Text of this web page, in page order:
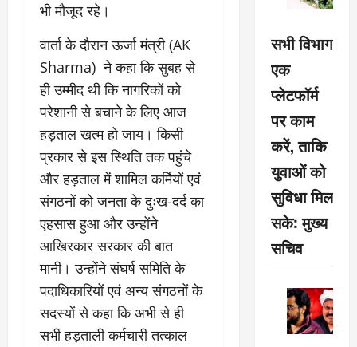
भी मौजूद रहे।
वार्ता के दौरान ऊर्जा मंत्री (AK
Sharma) ने कहा कि सुबह से
ही उम्मीद थी कि नागरिकों को
परेशानी से बचाने के लिए आज
हड़ताल खत्म हो जाय। किसी
प्रकार से इस स्थिति तक पहुंचे
और हड़ताल में शामिल कर्मियों एवं
संगठनों को जनता के दुःख-दर्द का
एहसास हुआ और उन्होंने
आखिरकार सरकार की बात
मानी। उन्होंने संघर्ष समिति के
पदाधिकारियों एवं अन्य संगठनों के
सदस्यों से कहा कि अभी से ही
सभी हड़ताली कर्मचारी तत्काल
सभी विभाग
एक
प्लेटफॉर्म
पर काम
करें, ताकि
युवाओं को
सुविधा मिल
सके: मुख्य
सचिव